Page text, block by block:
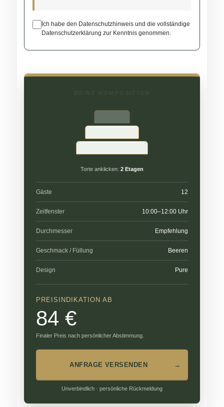
Ich habe den Datenschutzhinweis und die vollständige
Datenschutzerklärung zur Kenntnis genommen.
Torte anklicken: 2 Etagen
Gäste 12
Zeitfenster 10:00–12:00 Uhr
Durchmesser Empfehlung
Geschmack / Füllung Beeren
Design Pure
PREISINDIKATION AB
84 €
Finaler Preis nach persönlicher Abstimmung.
ANFRAGE VERSENDEN →
Unverbindlich · persönliche Rückmeldung